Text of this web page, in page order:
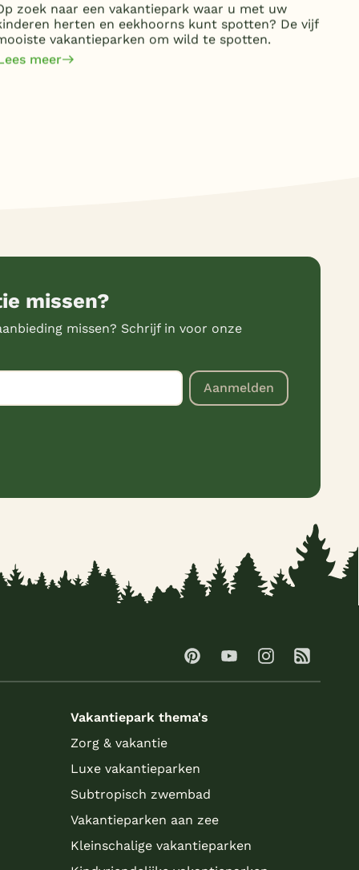
zoek naar een vakantiepark waar u met uw
herten en eekhoorns kunt spotten? De vijf
vakantieparken om wild te spotten.
meer
missen?
missen? Schrijf in voor onze
Aanmelden
Vakantiepark thema's
Zorg & vakantie
Luxe vakantieparken
Subtropisch zwembad
Vakantieparken aan zee
Kleinschalige vakantieparken